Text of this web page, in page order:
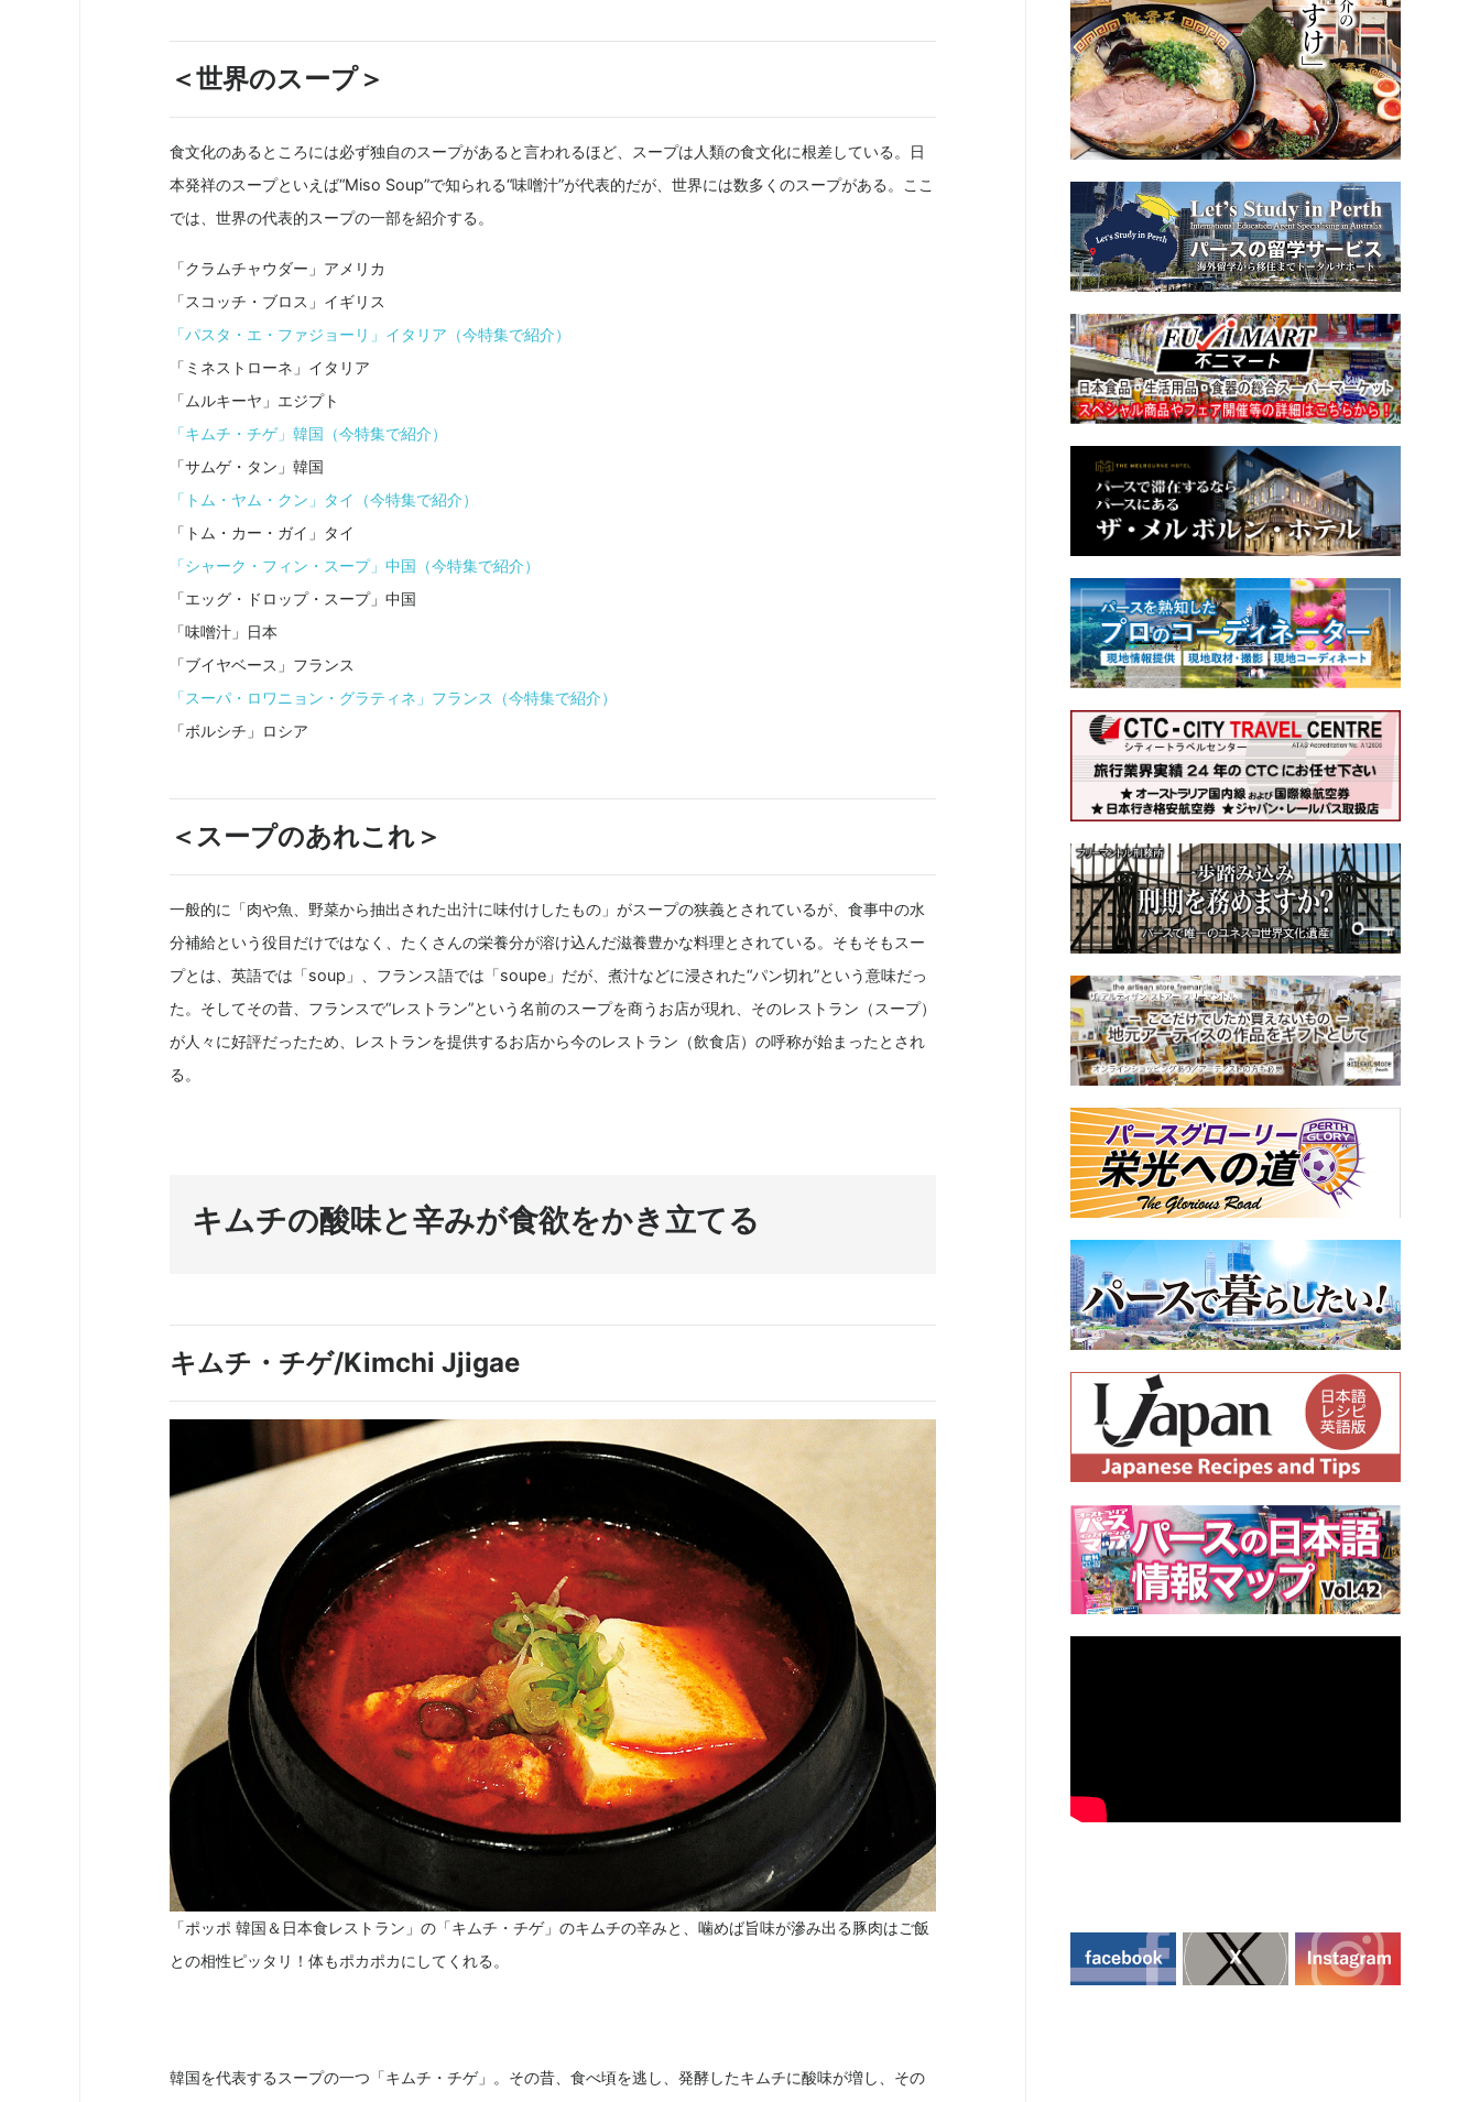
＜世界のスープ＞
食文化のあるところには必ず独自のスープがあると言われるほど、スープは人類の食文化に根差している。日
本発祥のスープといえば“Miso Soup”で知られる“味噌汁”が代表的だが、世界には数多くのスープがある。ここ
では、世界の代表的スープの一部を紹介する。
「クラムチャウダー」アメリカ
「スコッチ・ブロス」イギリス
「パスタ・エ・ファジョーリ」イタリア（今特集で紹介）
「ミネストローネ」イタリア
「ムルキーヤ」エジプト
「キムチ・チゲ」韓国（今特集で紹介）
「サムゲ・タン」韓国
「トム・ヤム・クン」タイ（今特集で紹介）
「トム・カー・ガイ」タイ
「シャーク・フィン・スープ」中国（今特集で紹介）
「エッグ・ドロップ・スープ」中国
「味噌汁」日本
「ブイヤベース」フランス
「スーパ・ロワニョン・グラティネ」フランス（今特集で紹介）
「ボルシチ」ロシア
＜スープのあれこれ＞
一般的に「肉や魚、野菜から抽出された出汁に味付けしたもの」がスープの狭義とされているが、食事中の水
分補給という役目だけではなく、たくさんの栄養分が溶け込んだ滋養豊かな料理とされている。そもそもスー
プとは、英語では「soup」、フランス語では「soupe」だが、煮汁などに浸された“パン切れ”という意味だっ
た。そしてその昔、フランスで“レストラン”という名前のスープを商うお店が現れ、そのレストラン（スープ）
が人々に好評だったため、レストランを提供するお店から今のレストラン（飲食店）の呼称が始まったとされ
る。
キムチの酸味と辛みが食欲をかき立てる
キムチ・チゲ/Kimchi Jjigae
「ポッポ 韓国＆日本食レストラン」の「キムチ・チゲ」のキムチの辛みと、噛めば旨味が滲み出る豚肉はご飯
との相性ピッタリ！体もポカポカにしてくれる。
韓国を代表するスープの一つ「キムチ・チゲ」。その昔、食べ頃を逃し、発酵したキムチに酸味が増し、その